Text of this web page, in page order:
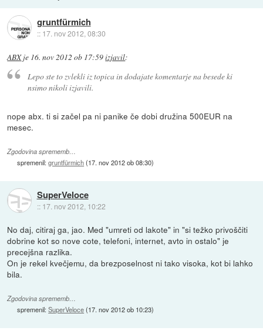
gruntfürmich
:: 17. nov 2012, 08:30
ABXje 16. nov 2012 ob 17:59izjavil:
Lepo ste to zvlekli iz topica in dodajate komentarje na besede ki
nsimo nikoli izjavili.
nope abx. ti si začel pa ni panike če dobi družina 500EUR na
mesec.
Zgodovina sprememb…
spremenil:gruntfürmich(17. nov 2012 ob 08:30)
SuperVeloce
:: 17. nov 2012, 10:22
No daj, citiraj ga, jao. Med "umreti od lakote" in "si težko privoščiti
dobrine kot so nove cote, telefoni, internet, avto in ostalo" je
precejšna razlika.
On je rekel kvečjemu, da brezposelnost ni tako visoka, kot bi lahko
bila.
Zgodovina sprememb…
spremenil:SuperVeloce(17. nov 2012 ob 10:23)